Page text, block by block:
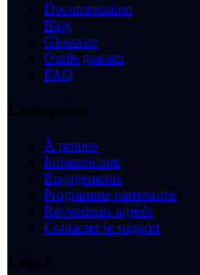
Documentation
Blog
Glossaire
Outils gratuits
FAQ
À propos
Infrastructure
Engagements
Programme partenaires
Revendeurs agréés
Contacter le support